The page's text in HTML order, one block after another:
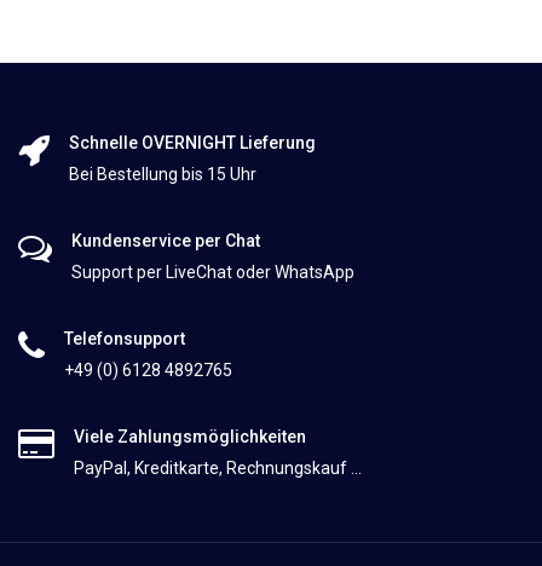
Schnelle OVERNIGHT Lieferung
Bei Bestellung bis 15 Uhr
Kundenservice per Chat
Support per LiveChat oder WhatsApp
Telefonsupport
+49 (0) 6128 4892765
Viele Zahlungsmöglichkeiten
PayPal, Kreditkarte, Rechnungskauf ...